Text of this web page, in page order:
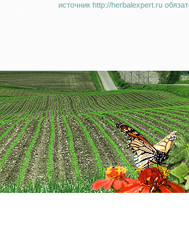
источник http://herbalexpert.ru